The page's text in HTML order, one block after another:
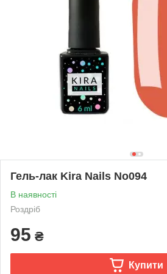
Гель-лак Kira Nails No094
В наявності
Роздріб
95 ₴
Купити